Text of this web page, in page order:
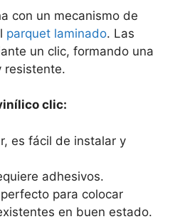
con un mecanismo de
parquet laminado. Las
un clic, formando una
resistente.
clic:
es fácil de instalar y
adhesivos.
para colocar
en buen estado.